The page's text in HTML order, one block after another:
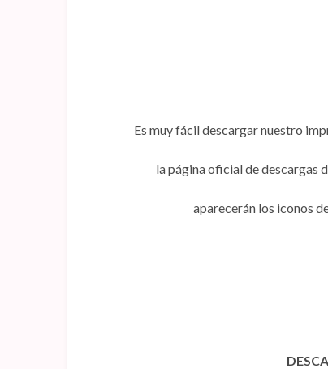
Es muy fácil descargar nuestro
la página oficial de descargas
aparecerán los iconos